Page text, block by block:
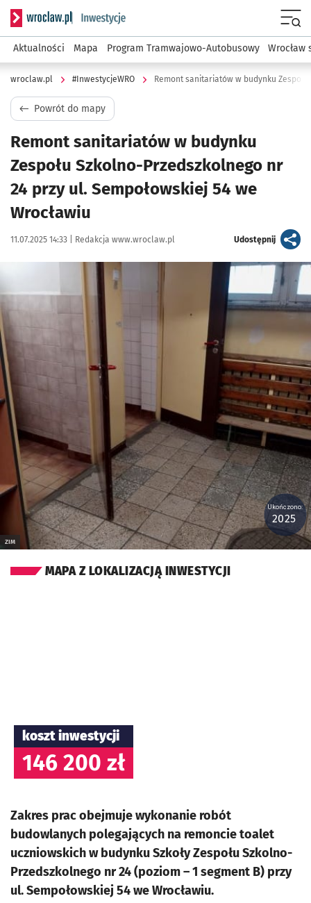
Serwis informacyjny wroclaw.pl podserwis:
Aktualności Mapa Program Tramwajowo-Autobusowy Wrocław
wroclaw.pl #InwestycjeWRO
Powrót do mapy
Remont sanitariatów w budynku
Zespołu Szkolno-Przedszkolnego nr
24 przy ul. Sempołowskiej 54 we
Wrocławiu
Data publikacji:
11.07.2025 14:33 | Autor:
Redakcja www.wroclaw.pl Udostępnijartykuł
Kliknij, aby powiększyć
ZIM
Ukończono:
2025
MAPA Z LOKALIZACJĄ INWESTYCJI
koszt inwestycji
146 200 zł
Zakres prac obejmuje wykonanie robót
budowlanych polegających na remoncie toalet
uczniowskich w budynku Szkoły Zespołu Szkolno-
Przedszkolnego nr 24 (poziom – 1 segment B) przy
ul. Sempołowskiej 54 we Wrocławiu.